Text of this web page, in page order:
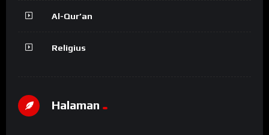
Al-Qur’an
Religius
Halaman